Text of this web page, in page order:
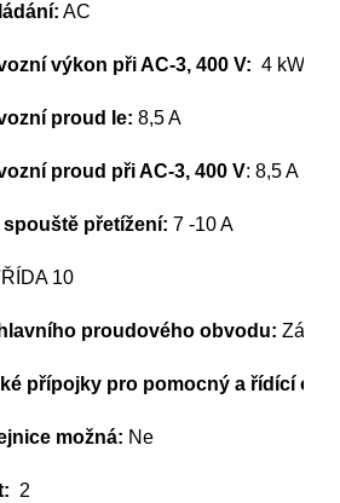
AC
výkon při AC-3, 400 V:
  4 kW
proud Ie: 8,5 A
proud při AC-3, 400 V: 8,5 A
přetížení: 7 -10 A
10
proudového obvodu:
přípojky pro pomocný a řídící
možná: Ne
2